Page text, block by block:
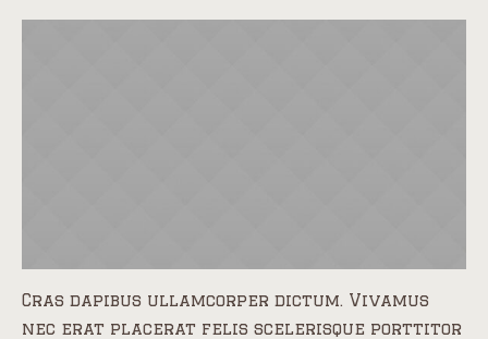
Cras dapibus ullamcorper dictum. Vivamus
nec erat placerat felis scelerisque porttitor